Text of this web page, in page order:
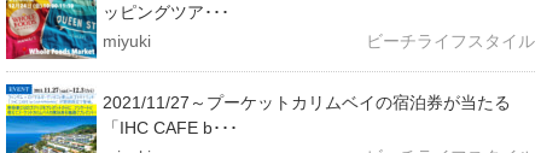
ッピングツア･･･
miyuki
ビーチライフスタイル
2021/11/27～プーケットカリムベイの宿泊券が当たる
「IHC CAFE b･･･